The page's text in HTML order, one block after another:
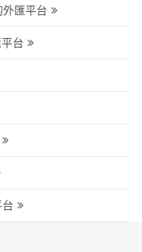
匯平台
台